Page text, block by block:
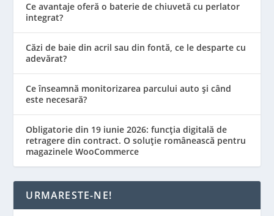
Ce avantaje oferă o baterie de chiuvetă cu perlator
integrat?
Căzi de baie din acril sau din fontă, ce le desparte cu
adevărat?
Ce înseamnă monitorizarea parcului auto și când
este necesară?
Obligatorie din 19 iunie 2026: funcția digitală de
retragere din contract. O soluție românească pentru
magazinele WooCommerce
URMARESTE-NE!